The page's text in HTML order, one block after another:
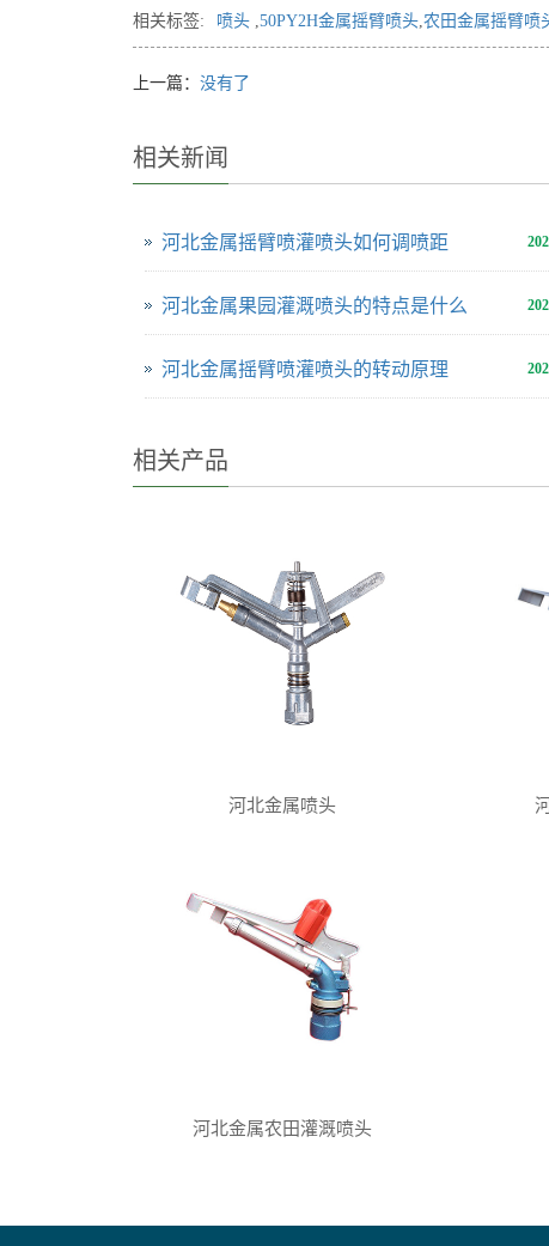
相关标签: 喷头 ,50PY2H金属摇臂喷头,农田金属摇臂喷
上一篇： 没有了
相关新闻
河北金属摇臂喷灌喷头如何调喷距
河北金属果园灌溉喷头的特点是什么
河北金属摇臂喷灌喷头的转动原理
相关产品
河北金属喷头
河北金属农田灌溉喷头